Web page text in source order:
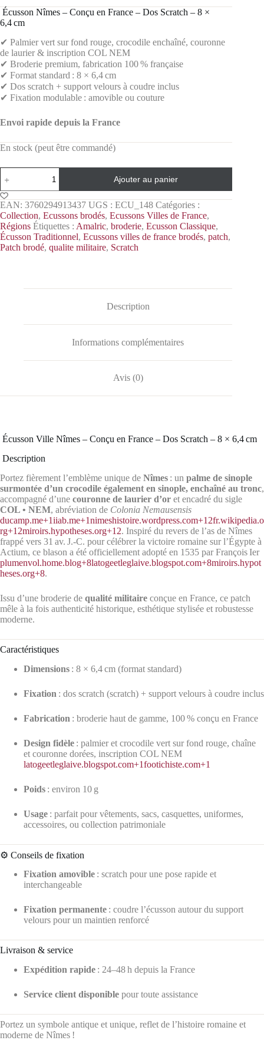
️ Écusson Nîmes – Conçu en France – Dos Scratch – 8 ×
6,4 cm
✔ Palmier vert sur fond rouge, crocodile enchaîné, couronne
de laurier & inscription COL NEM
✔ Broderie premium, fabrication 100 % française
✔ Format standard : 8 × 6,4 cm
✔ Dos scratch + support velours à coudre inclus
✔ Fixation modulable : amovible ou couture
Envoi rapide depuis la France
En stock (peut être commandé)
Ajouter au panier
EAN: 3760294913437 UGS : ECU_148 Catégories :
Collection, Ecussons brodés, Ecussons Villes de France,
Régions Étiquettes : Amalric, broderie, Ecusson Classique,
Écusson Traditionnel, Ecussons villes de france brodés, patch,
Patch brodé, qualite militaire, Scratch
Description
Informations complémentaires
Avis (0)
️ Écusson Ville Nîmes – Conçu en France – Dos Scratch – 8 × 6,4 cm
️ Description
Portez fièrement l’emblème unique de Nîmes : un palme de sinople
surmontée d’un crocodile également en sinople, enchaîné au tronc,
accompagné d’une couronne de laurier d’or et encadré du sigle
COL • NEM, abréviation de Colonia Nemausensis
ducamp.me+1iiab.me+1nimeshistoire.wordpress.com+12fr.wikipedia.o
rg+12miroirs.hypotheses.org+12. Inspiré du revers de l’as de Nîmes
frappé vers 31 av. J.-C. pour célébrer la victoire romaine sur l’Égypte à
Actium, ce blason a été officiellement adopté en 1535 par François Ier
plumenvol.home.blog+8latogeetleglaive.blogspot.com+8miroirs.hypot
heses.org+8.
Issu d’une broderie de qualité militaire conçue en France, ce patch
mêle à la fois authenticité historique, esthétique stylisée et robustesse
moderne.
Caractéristiques
Dimensions : 8 × 6,4 cm (format standard)
Fixation : dos scratch (scratch) + support velours à coudre inclus
Fabrication : broderie haut de gamme, 100 % conçu en France
Design fidèle : palmier et crocodile vert sur fond rouge, chaîne
et couronne dorées, inscription COL NEM
latogeetleglaive.blogspot.com+1footichiste.com+1
Poids : environ 10 g
Usage : parfait pour vêtements, sacs, casquettes, uniformes,
accessoires, ou collection patrimoniale
⚙️ Conseils de fixation
Fixation amovible : scratch pour une pose rapide et
interchangeable
Fixation permanente : coudre l’écusson autour du support
velours pour un maintien renforcé
Livraison & service
Expédition rapide : 24–48 h depuis la France
Service client disponible pour toute assistance
Portez un symbole antique et unique, reflet de l’histoire romaine et
moderne de Nîmes !